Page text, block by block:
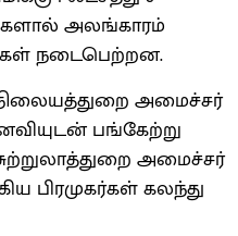
அலங்காரம்
நடைபெற்றன.
அமைச்சர்
பங்கேற்று
அமைச்சர்
பிரமுகர்கள் கலந்து